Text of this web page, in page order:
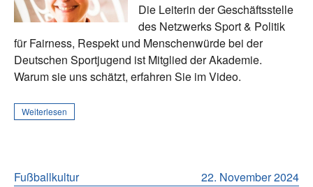
Die Leiterin der Geschäftsstelle
des Netzwerks Sport & Politik
für Fairness, Respekt und Menschenwürde bei der
Deutschen Sportjugend ist Mitglied der Akademie.
Warum sie uns schätzt, erfahren Sie im Video.
Weiterlesen
22. November 2024
Fußballkultur